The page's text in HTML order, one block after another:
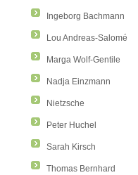
Ingeborg Bachmann
Lou Andreas-Salomé
Marga Wolf-Gentile
Nadja Einzmann
Nietzsche
Peter Huchel
Sarah Kirsch
Thomas Bernhard